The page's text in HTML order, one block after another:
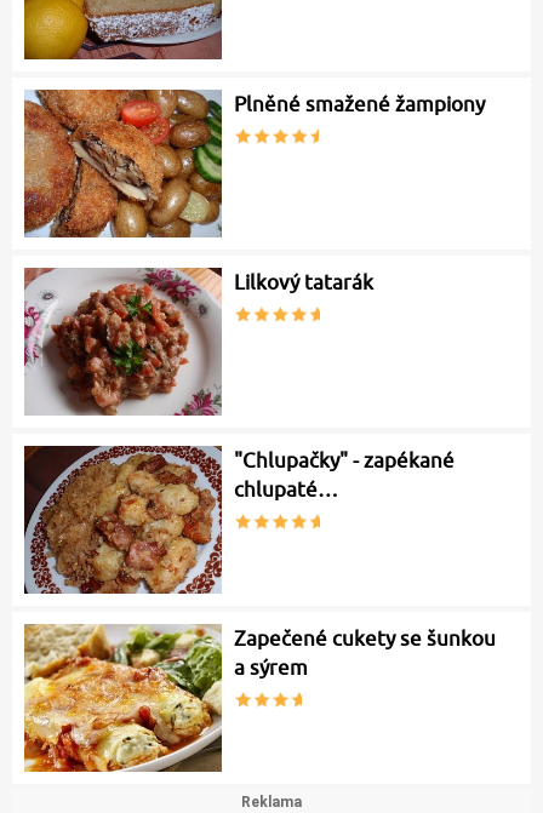
Plněné smažené žampiony
Lilkový tatarák
"Chlupačky" - zapékané
chlupaté…
Zapečené cukety se šunkou
a sýrem